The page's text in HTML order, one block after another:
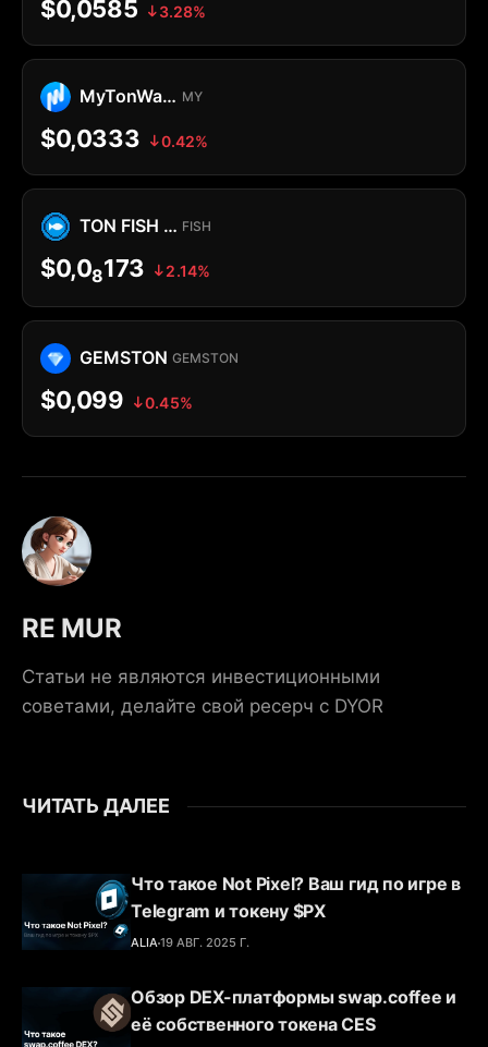
$0,0585 3.28%
MyTonWallet Coin MY
$0,0333 0.42%
TON FISH MEMECOIN FISH
$0,08173 2.14%
GEMSTON GEMSTON
$0,099 0.45%
RE MUR
Статьи не являются инвестиционными
советами, делайте свой ресерч с DYOR
ЧИТАТЬ ДАЛЕЕ
Что такое Not Pixel? Ваш гид по игре в
Telegram и токену $PX
ALIA19 АВГ. 2025 Г.
Обзор DEX-платформы swap.coffee и
её собственного токена CES